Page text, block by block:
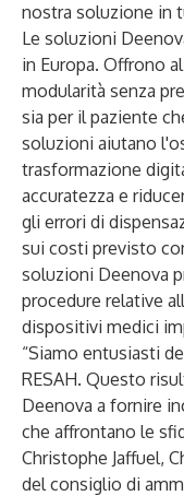
nostra soluzione in
Le soluzioni
in Europa. Offrono
modularità senza
sia per il paziente
soluzioni aiutano
trasformazione
accuratezza e
gli errori di
sui costi previsto
soluzioni Deenova
procedure relative
dispositivi medici
“Siamo entusiasti
RESAH. Questo
Deenova a fornire
che affrontano le
Christophe Jaffuel,
del consiglio di